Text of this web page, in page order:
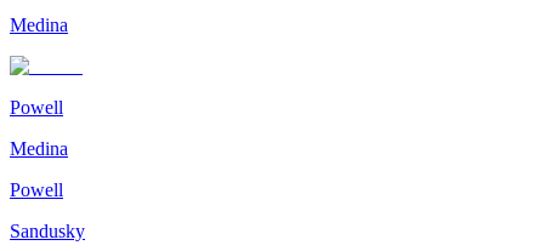
Medina
Powell
Medina
Powell
Sandusky